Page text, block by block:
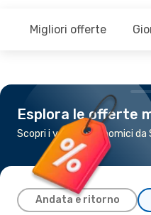
Migliori offerte
Esplora le offerte
Scopri i voli più economici da
Andata e ritorno